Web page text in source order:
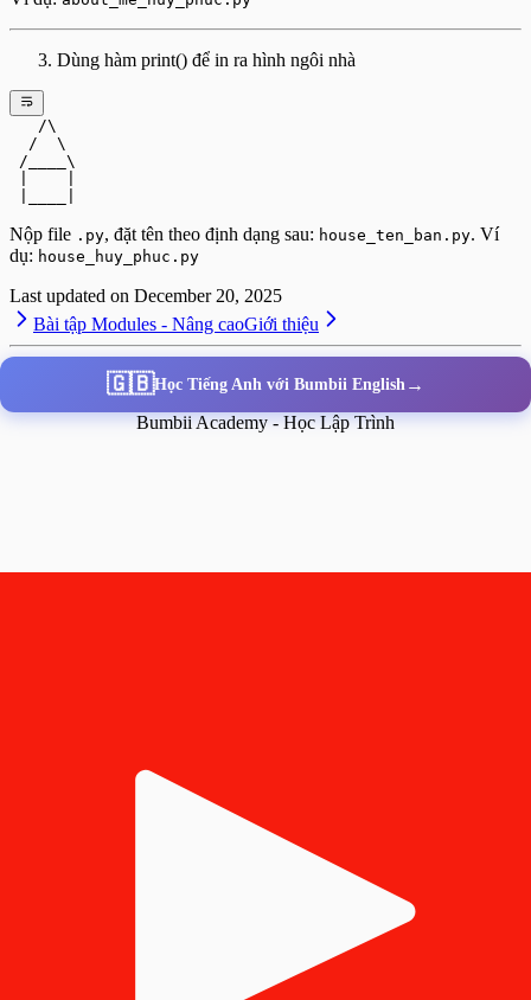
Dùng hàm print() để in ra hình ngôi nhà
   /\
  /  \
/____\
Nộp file .py, đặt tên theo định dạng sau: house_ten_ban.py. Ví
dụ: house_huy_phuc.py
Last updated on December 20, 2025
Bài tập Modules - Nâng caoGiới thiệu
🇬🇧Học Tiếng Anh với Bumbii English →
Bumbii Academy - Học Lập Trình